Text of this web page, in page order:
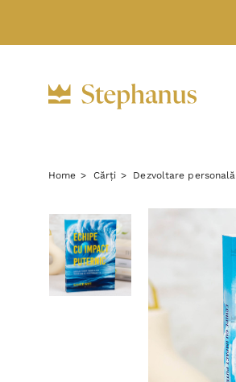
Home Cărți Dezvoltare personală